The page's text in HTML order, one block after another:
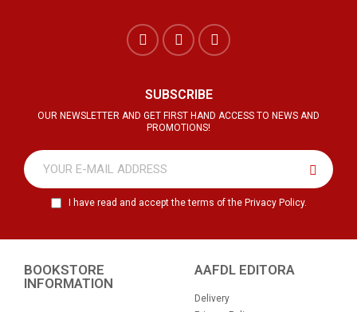
SUBSCRIBE
OUR NEWSLETTER AND GET FIRST HAND ACCESS TO NEWS AND
PROMOTIONS!
I have read and accept the terms of the Privacy Policy.
BOOKSTORE
INFORMATION
AAFDL EDITORA
Delivery